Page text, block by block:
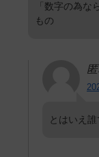
「数字の為
もの
とはいえ